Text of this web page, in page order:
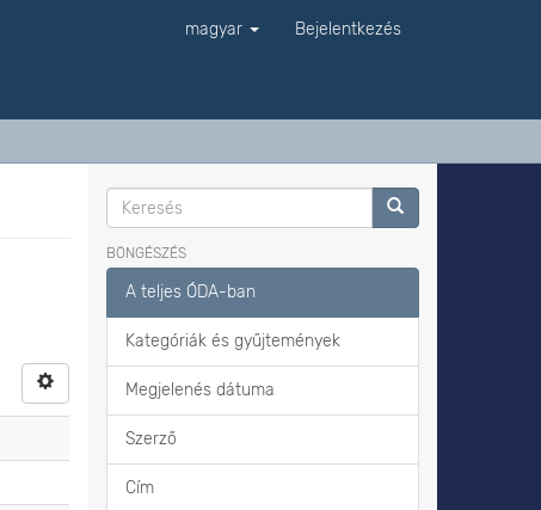
magyar Bejelentkezés
BÖNGÉSZÉS
A teljes ÓDA-ban
Kategóriák és gyűjtemények
Megjelenés dátuma
Szerző
Cím